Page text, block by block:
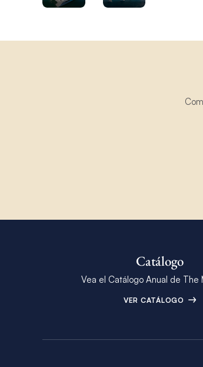
Catálogo
Vea el Catálogo Anual de The
VER CATÁLOGO